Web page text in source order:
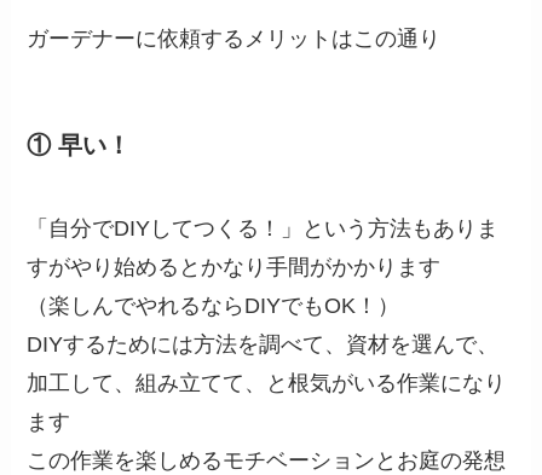
ガーデナーに依頼するメリットはこの通り
① 早い！
「自分でDIYしてつくる！」という方法もありま
すがやり始めるとかなり手間がかかります
（楽しんでやれるならDIYでもOK！）
DIYするためには方法を調べて、資材を選んで、
加工して、組み立てて、と根気がいる作業になり
ます
この作業を楽しめるモチベーションとお庭の発想